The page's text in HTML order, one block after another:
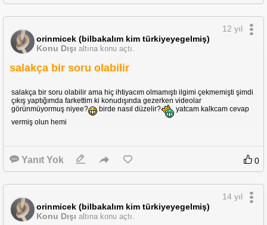
orinmicek (bilbakalım kim türkiyeyegelmiş)
Konu Dışı altına konu açtı.
12 yıl
salakça bir soru olabilir
salakça bir soru olabilir ama hiç ihtiyacım olmamıştı ilgimi çekmemişti şimdi
çıkış yaptığımda farkettim ki konudışında gezerken videolar
görünmüyormuş niyee?
birde nasıl düzelir?
yatcam kalkcam cevap
vermiş olun hemi
Yanıt Yok 0
orinmicek (bilbakalım kim türkiyeyegelmiş)
Konu Dışı altına konu açtı.
14 yıl